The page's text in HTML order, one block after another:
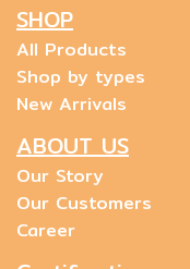
SHOP
All Products
Shop by types
New Arrivals
ABOUT US
Our Story
Our Customers
Career